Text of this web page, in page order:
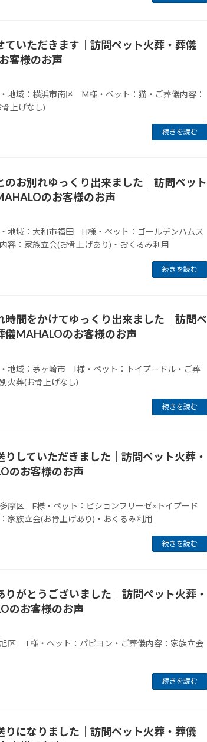
ていただきます｜訪問ペット火葬・葬儀
客様のお声
・地域：横浜市南区 M様・ペット：猫・ご葬儀内容：
上げなし)
続きを読む
のお別れゆっくり出来ました｜訪問ペット
のお客様のお声
・地域：大和市福田 H様・ペット：ゴールデンハムス
容：家族立会(お骨上げあり)・おくるみ利用
続きを読む
時間をかけてゆっくり出来ました｜訪問ペ
儀MAHALOのお客様のお声
・地域：茅ヶ崎市 I様・ペット：トイプードル・ご葬
火葬(お骨上げなし)
続きを読む
りしていただきました｜訪問ペット火葬・
のお客様のお声
摩区 F様・ペット：ビションフリーゼ×トイプード
家族立会(お骨上げあり)・おくるみ利用
続きを読む
りがとうございました｜訪問ペット火葬・
のお客様のお声
旭区 T様・ペット：パピヨン・ご葬儀内容：家族立会
続きを読む
りになりました｜訪問ペット火葬・葬儀